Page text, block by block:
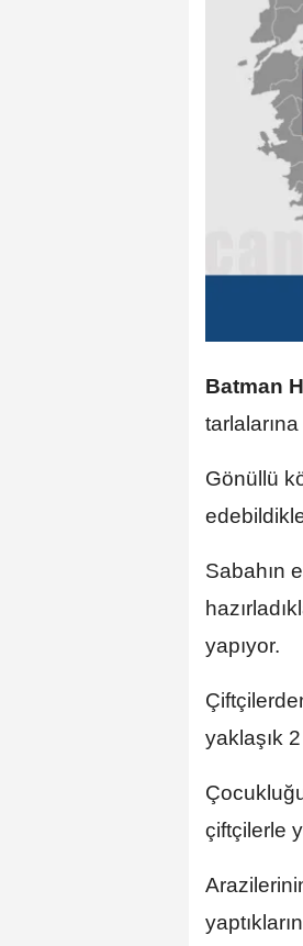
Batman
Gönüllü
Sabahın
yapıyor.
yaklaşık
çiftçilerle